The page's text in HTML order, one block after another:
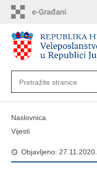
sadržaj
Naslovnica
Vijesti
Objavljeno: 27.11.2020.